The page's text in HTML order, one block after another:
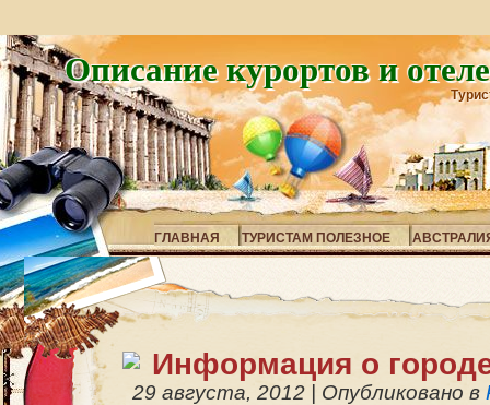
Описание курортов и
ГЛАВНАЯ ТУРИСТАМ ПОЛЕЗНОЕ
Информация о
29 августа, 2012 Опубликовано в